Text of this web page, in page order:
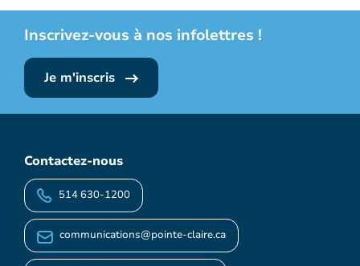
Inscrivez-vous à nos infolettres !
Je m'inscris
Contactez-nous
514 630-1200
communications@pointe-claire.ca